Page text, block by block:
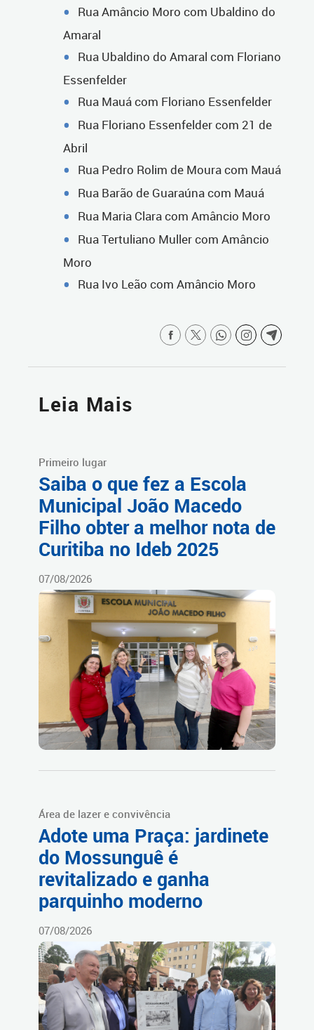
Rua Amâncio Moro com Ubaldino do
Amaral
Rua Ubaldino do Amaral com Floriano
Essenfelder
Rua Mauá com Floriano Essenfelder
Rua Floriano Essenfelder com 21 de
Abril
Rua Pedro Rolim de Moura com Mauá
Rua Barão de Guaraúna com Mauá
Rua Maria Clara com Amâncio Moro
Rua Tertuliano Muller com Amâncio
Moro
Rua Ivo Leão com Amâncio Moro
Leia Mais
Primeiro lugar
Saiba o que fez a Escola
Municipal João Macedo
Filho obter a melhor nota de
Curitiba no Ideb 2025
07/08/2026
Área de lazer e convivência
Adote uma Praça: jardinete
do Mossunguê é
revitalizado e ganha
parquinho moderno
07/08/2026